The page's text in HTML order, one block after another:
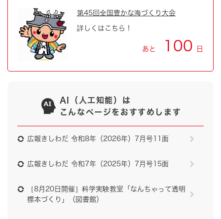
第45回全国豊かな海づくり大会
詳しくはこちら！
あと 100 日
AI（人工知能）は
こんなページをおすすめします
広報きしわだ 令和8年（2026年）7月号11面
広報きしわだ 令和7年（2025年）7月号15面
［8月20日開催］科学実験教室「なんちゃって透明
標本づくり」（図書館）